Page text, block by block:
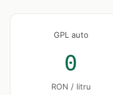
GPL auto
0
RON / litru